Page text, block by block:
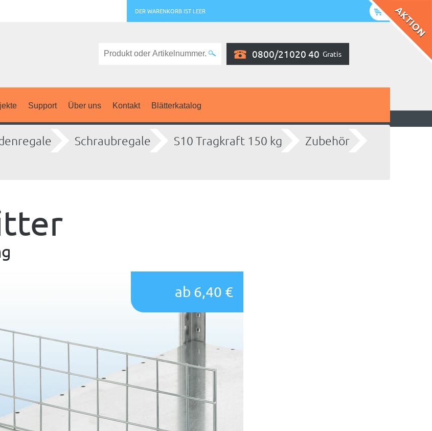
DER WARENKORB IST LEER
0800/21020 40 Gratis
Support Über uns Kontakt Blätterkatalog
Schraubregale S10 Tragkraft 150 kg
Zubehör
ab 6,40 €